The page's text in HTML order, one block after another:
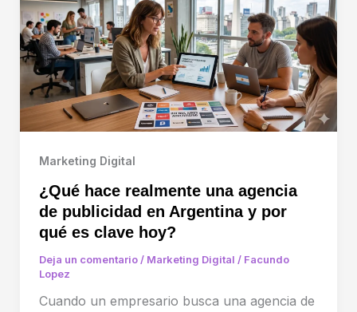
Marketing Digital
¿Qué hace realmente una agencia
de publicidad en Argentina y por
qué es clave hoy?
Deja un comentario / Marketing Digital / Facundo
Lopez
Cuando un empresario busca una agencia de